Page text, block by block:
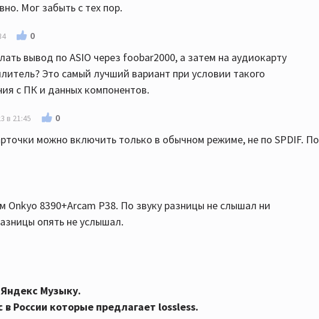
Мог забыть с тех пор.
0
вывод по ASIO через foobar2000, а затем на аудиокарту
Это самый лучший вариант при условии такого
с ПК и данных компонентов.
в 21:45 0
можно включить только в обычном режиме, не по SPDIF. По
Onkyo 8390+Arcam P38. По звуку разницы не слышал ни
опять не услышал.
Музыку.
России которые предлагает lossless.